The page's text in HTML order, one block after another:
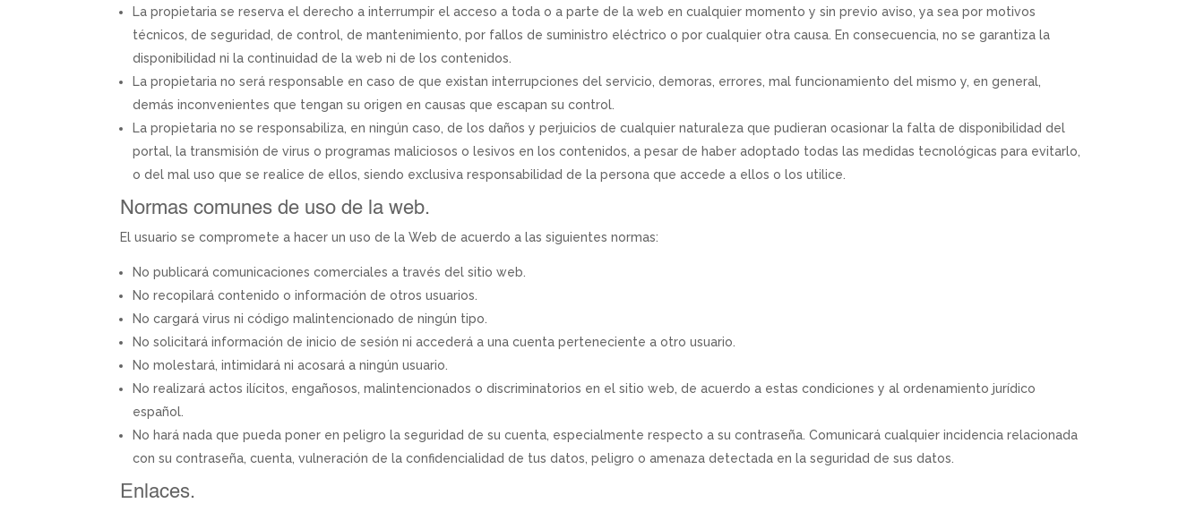
La propietaria se reserva el derecho a interrumpir el acceso a toda o a parte de la web en cualquier momento y sin previo aviso, ya sea por motivos
técnicos, de seguridad, de control, de mantenimiento, por fallos de suministro eléctrico o por cualquier otra causa. En consecuencia, no se garantiza la
disponibilidad ni la continuidad de la web ni de los contenidos.
La propietaria no será responsable en caso de que existan interrupciones del servicio, demoras, errores, mal funcionamiento del mismo y, en general,
demás inconvenientes que tengan su origen en causas que escapan su control.
La propietaria no se responsabiliza, en ningún caso, de los daños y perjuicios de cualquier naturaleza que pudieran ocasionar la falta de disponibilidad del
portal, la transmisión de virus o programas maliciosos o lesivos en los contenidos, a pesar de haber adoptado todas las medidas tecnológicas para evitarlo,
o del mal uso que se realice de ellos, siendo exclusiva responsabilidad de la persona que accede a ellos o los utilice.
Normas comunes de uso de la web.
El usuario se compromete a hacer un uso de la Web de acuerdo a las siguientes normas:
No publicará comunicaciones comerciales a través del sitio web.
No recopilará contenido o información de otros usuarios.
No cargará virus ni código malintencionado de ningún tipo.
No solicitará información de inicio de sesión ni accederá a una cuenta perteneciente a otro usuario.
No molestará, intimidará ni acosará a ningún usuario.
No realizará actos ilícitos, engañosos, malintencionados o discriminatorios en el sitio web, de acuerdo a estas condiciones y al ordenamiento jurídico
español.
No hará nada que pueda poner en peligro la seguridad de su cuenta, especialmente respecto a su contraseña. Comunicará cualquier incidencia relacionada
con su contraseña, cuenta, vulneración de la confidencialidad de tus datos, peligro o amenaza detectada en la seguridad de sus datos.
Enlaces.